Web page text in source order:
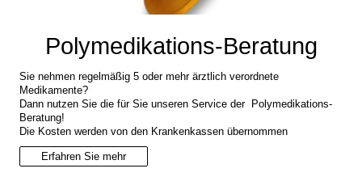
Polymedikations-Beratung
Sie nehmen regelmäßig 5 oder mehr ärztlich verordnete
Medikamente?
Dann nutzen Sie die für Sie unseren Service der Polymedikations-
Beratung!
Die Kosten werden von den Krankenkassen übernommen
Erfahren Sie mehr